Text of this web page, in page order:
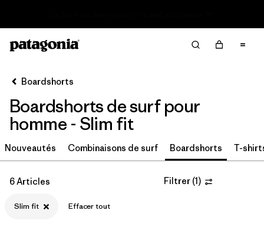
Filtrer par
Catégorie
Filtrer par
Prix
Filtrer par
Taille
Filtrer par
Coupe
Filtrer par
Caractéristiques
Boardshorts
Boardshorts de surf pour
homme - Slim fit
Nouveautés Combinaisons de surf Boardshorts T-
6 Articles Filtrer (1)
Slim fit Effacer tout